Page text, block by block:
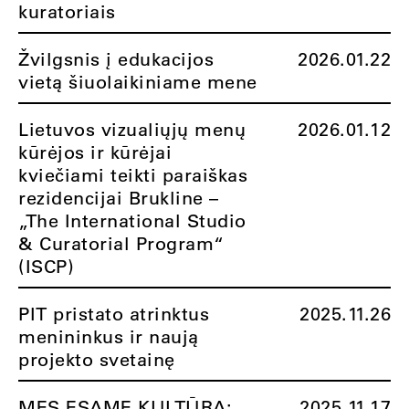
kuratoriais
Žvilgsnis į edukacijos
vietą šiuolaikiniame mene
2026.01.22
Lietuvos vizualiųjų menų
kūrėjos ir kūrėjai
kviečiami teikti paraiškas
rezidencijai Brukline –
„The International Studio
& Curatorial Program“
(ISCP)
2026.01.12
PIT pristato atrinktus
menininkus ir naują
projekto svetainę
2025.11.26